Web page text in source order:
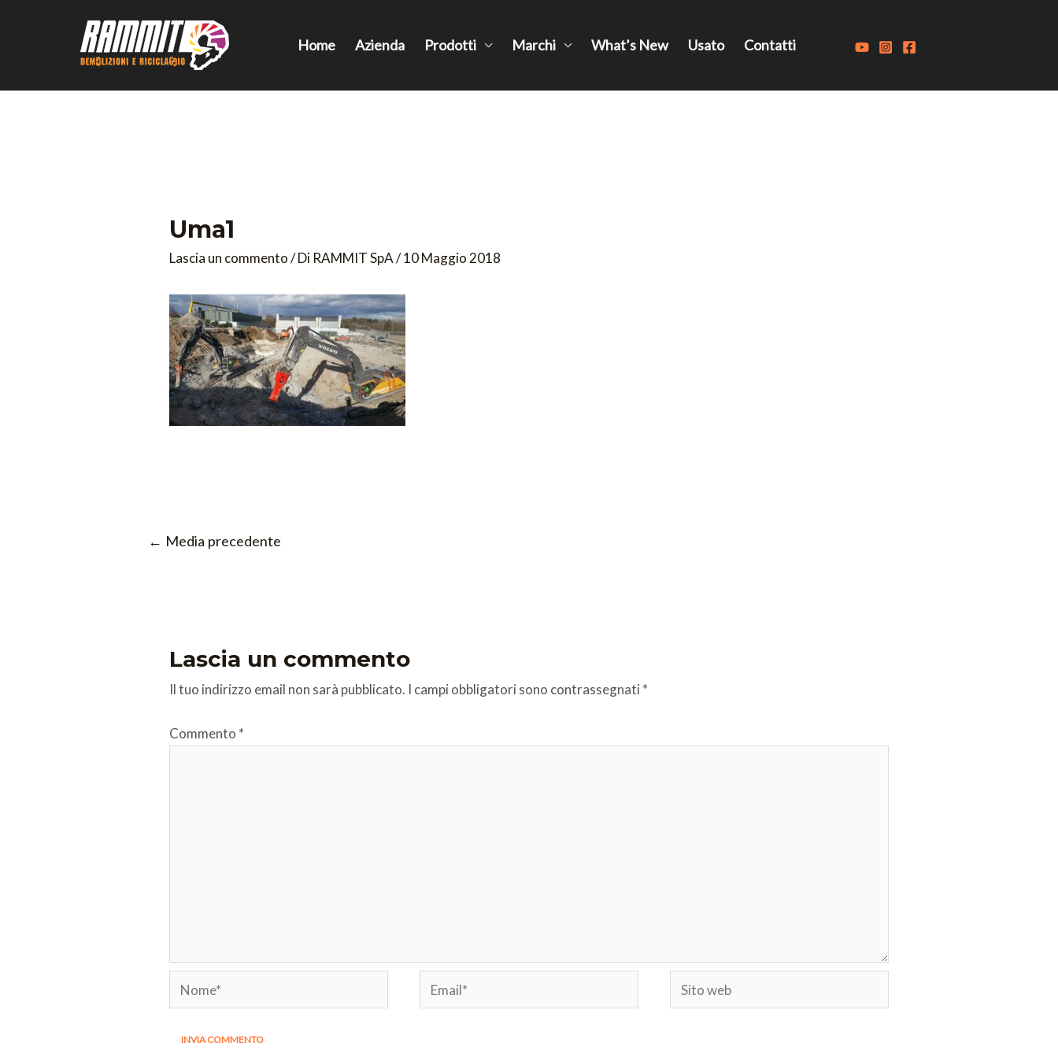
Home Azienda Prodotti Marchi What’s New Usato Contatti
Uma1
Lascia un commento / Di RAMMIT SpA/10 Maggio 2018
← Media precedente
Lascia un commento
Il tuo indirizzo email non sarà pubblicato. I campi obbligatori sono contrassegnati *
Commento *
Nome* Email*
Sito
web